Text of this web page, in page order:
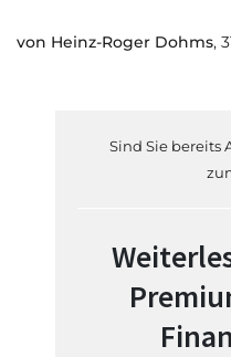
von Heinz-Roger Dohms,
Sind Sie bereits